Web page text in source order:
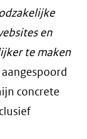
en
te maken
concrete